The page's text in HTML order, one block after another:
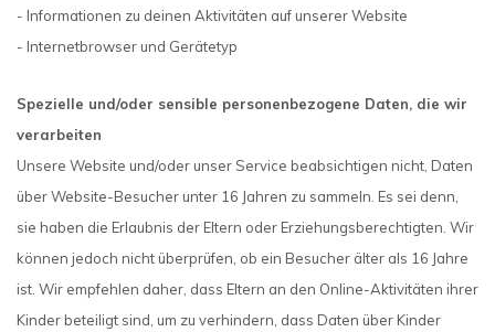
- Informationen zu deinen Aktivitäten auf unserer Website
- Internetbrowser und Gerätetyp
Spezielle und/oder sensible personenbezogene Daten, die wir
verarbeiten
Unsere Website und/oder unser Service beabsichtigen nicht, Daten
über Website-Besucher unter 16 Jahren zu sammeln. Es sei denn,
sie haben die Erlaubnis der Eltern oder Erziehungsberechtigten. Wir
können jedoch nicht überprüfen, ob ein Besucher älter als 16 Jahre
ist. Wir empfehlen daher, dass Eltern an den Online-Aktivitäten ihrer
Kinder beteiligt sind, um zu verhindern, dass Daten über Kinder